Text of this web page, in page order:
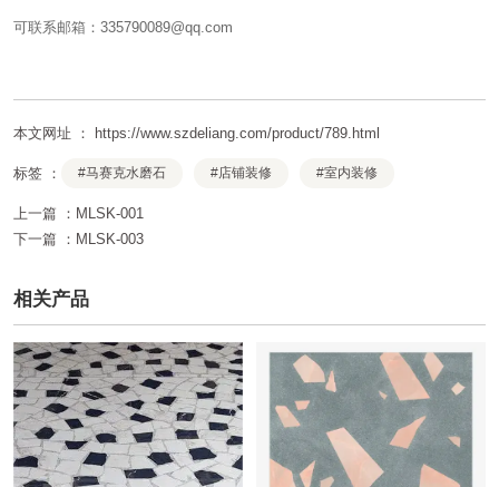
可联系邮箱：335790089@qq.com
本文网址 ： https://www.szdeliang.com/product/789.html
标签 ： #马赛克水磨石 #店铺装修 #室内装修
上一篇 ： MLSK-001
下一篇 ： MLSK-003
相关产品